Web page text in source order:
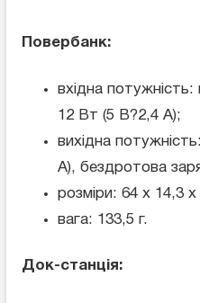
Повербанк:
вхідна потужність:
12 Вт (5 В?2,4 A);
вихідна
A), бездротова
розміри: 64 x 14,3
вага: 133,5 г.
Док-станція: